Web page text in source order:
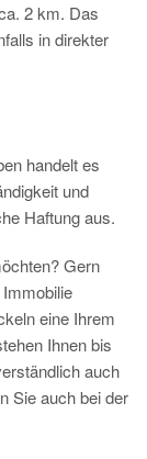
2 km. Das
in direkter
handelt es
und
Haftung aus.
Gern
eine Ihrem
Ihnen bis
auch
Sie auch bei der